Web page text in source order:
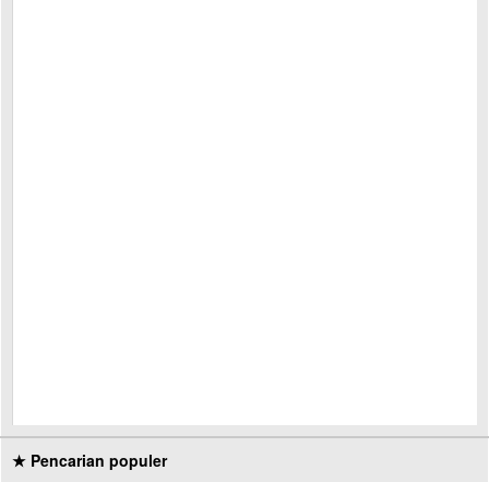
★ Pencarian populer